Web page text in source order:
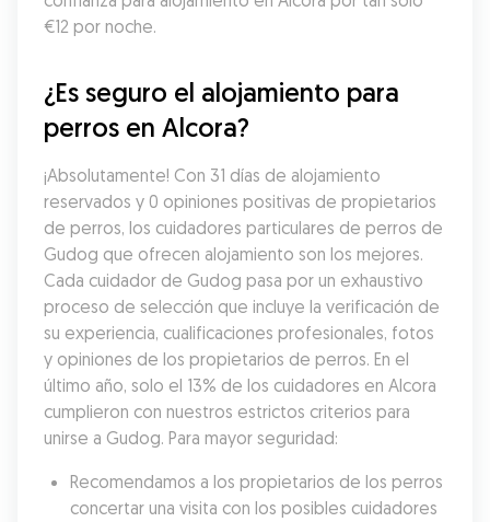
€12 por noche.
¿Es seguro el alojamiento para
perros en Alcora?
¡Absolutamente! Con 31 días de alojamiento
reservados y 0 opiniones positivas de propietarios
de perros, los cuidadores particulares de perros de
Gudog que ofrecen alojamiento son los mejores.
Cada cuidador de Gudog pasa por un exhaustivo
proceso de selección que incluye la verificación de
su experiencia, cualificaciones profesionales, fotos
y opiniones de los propietarios de perros. En el
último año, solo el 13% de los cuidadores en Alcora
cumplieron con nuestros estrictos criterios para
unirse a Gudog. Para mayor seguridad:
Recomendamos a los propietarios de los perros
concertar una visita con los posibles cuidadores